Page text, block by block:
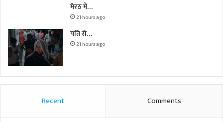
मेरठ में…
21 hours ago
पति से…
21 hours ago
Recent Comments